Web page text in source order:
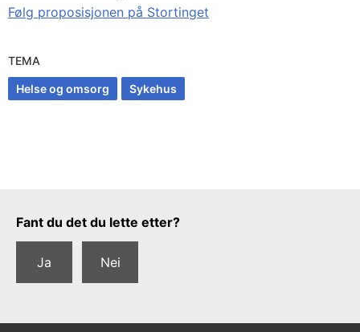
Følg proposisjonen på Stortinget
TEMA
Helse og omsorg Sykehus
Tilbakemeldingsskjema
Fant du det du lette etter?
Ja Nei